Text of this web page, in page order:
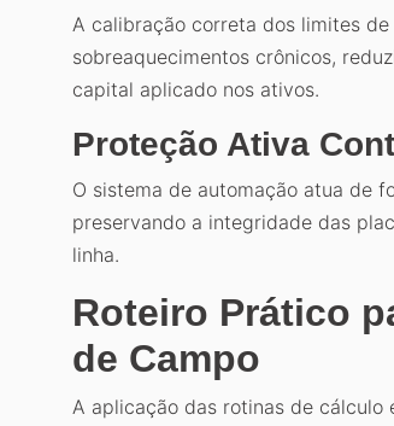
A calibração correta dos limites
sobreaquecimentos crônicos,
capital aplicado nos ativos.
Proteção Ativa
O sistema de automação atua de
preservando a integridade das
linha.
Roteiro Prático
de Campo
A aplicação das rotinas de cálculo